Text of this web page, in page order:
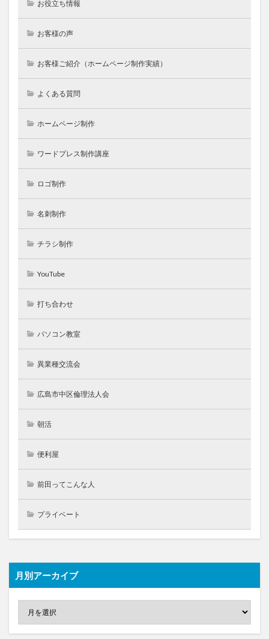
お役立ち情報
お客様の声
お客様ご紹介（ホームページ制作実績）
よくある質問
ホームページ制作
ワードプレス制作講座
ロゴ制作
名刺制作
チラシ制作
YouTube
打ち合わせ
パソコン教室
異業種交流会
広島市中区倫理法人会
朝活
便利屋
前田ってこんな人
プライベート
月別アーカイブ